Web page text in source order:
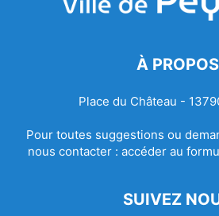
À PROPOS
Place du Château -
Pour toutes suggestions ou
nous contacter : accéder au
SUIVEZ